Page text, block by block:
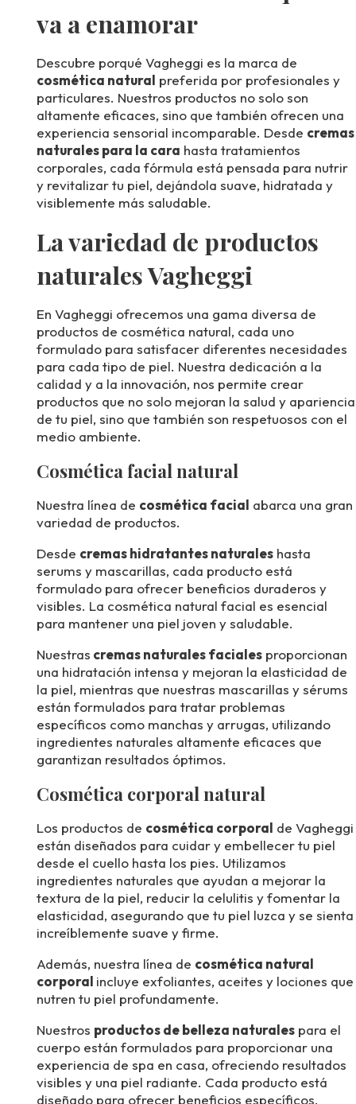
va a enamorar
Descubre porqué Vagheggi es la marca de
cosmética natural preferida por profesionales y
particulares. Nuestros productos no solo son
altamente eficaces, sino que también ofrecen una
experiencia sensorial incomparable. Desde cremas
naturales para la cara hasta tratamientos
corporales, cada fórmula está pensada para nutrir
y revitalizar tu piel, dejándola suave, hidratada y
visiblemente más saludable.
La variedad de productos
naturales Vagheggi
En Vagheggi ofrecemos una gama diversa de
productos de cosmética natural, cada uno
formulado para satisfacer diferentes necesidades
para cada tipo de piel. Nuestra dedicación a la
calidad y a la innovación, nos permite crear
productos que no solo mejoran la salud y apariencia
de tu piel, sino que también son respetuosos con el
medio ambiente.
Cosmética facial natural
Nuestra línea de cosmética facial abarca una gran
variedad de productos.
Desde cremas hidratantes naturales hasta
serums y mascarillas, cada producto está
formulado para ofrecer beneficios duraderos y
visibles. La cosmética natural facial es esencial
para mantener una piel joven y saludable.
Nuestras cremas naturales faciales proporcionan
una hidratación intensa y mejoran la elasticidad de
la piel, mientras que nuestras mascarillas y sérums
están formulados para tratar problemas
específicos como manchas y arrugas, utilizando
ingredientes naturales altamente eficaces que
garantizan resultados óptimos.
Cosmética corporal natural
Los productos de cosmética corporal de Vagheggi
están diseñados para cuidar y embellecer tu piel
desde el cuello hasta los pies. Utilizamos
ingredientes naturales que ayudan a mejorar la
textura de la piel, reducir la celulitis y fomentar la
elasticidad, asegurando que tu piel luzca y se sienta
increíblemente suave y firme.
Además, nuestra línea de cosmética natural
corporal incluye exfoliantes, aceites y lociones que
nutren tu piel profundamente.
Nuestros productos de belleza naturales para el
cuerpo están formulados para proporcionar una
experiencia de spa en casa, ofreciendo resultados
visibles y una piel radiante. Cada producto está
diseñado para ofrecer beneficios específicos,